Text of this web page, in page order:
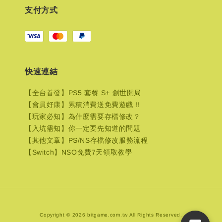
支付方式
快速連結
【全台首發】PS5 套餐 S+ 創世開局
【會員好康】累積消費送免費遊戲 !!
【玩家必知】為什麼需要存檔修改？
【入坑需知】你一定要先知道的問題
【其他文章】PS/NS存檔修改服務流程
【Switch】NSO免費7天領取教學
Copyright © 2026 bitgame.com.tw All Rights Reserved.